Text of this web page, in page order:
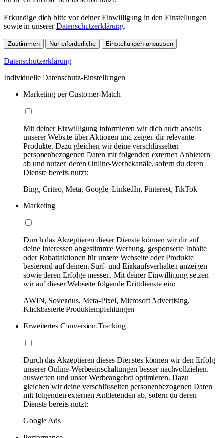
Erkundige dich bitte vor deiner Einwilligung in den Einstellungen
sowie in unsererDatenschutzerklärung.
Zustimmen Nur erforderliche Einstellungen anpassen
Datenschutzerklärung
Individuelle Datenschutz-Einstellungen
Marketing per Customer-Match
Mit deiner Einwilligung informieren wir dich auch abseits
unserer Website über Aktionen und zeigen dir relevante
Produkte. Dazu gleichen wir deine verschlüsselten
personenbezogenen Daten mit folgenden externen Anbietern
ab und nutzen deren Online-Werbekanäle, sofern du deren
Dienste bereits nutzt:
Bing, Criteo, Meta, Google, LinkedIn, Pinterest, TikTok
Marketing
Durch das Akzeptieren dieser Dienste können wir dir auf
deine Interessen abgestimmte Werbung, gesponserte Inhalte
oder Rabattaktionen für unsere Webseite oder Produkte
basierend auf deinem Surf- und Einkaufsverhalten anzeigen
sowie deren Erfolge messen. Mit deiner Einwilligung setzen
wir auf dieser Webseite folgende Drittdienste ein:
AWIN, Sovendus, Meta-Pixel, Microsoft Advertising,
Klickbasierte Produktempfehlungen
Erweitertes Conversion-Tracking
Durch das Akzeptieren dieses Dienstes können wir den Erfolg
unserer Online-Werbeeinschaltungen besser nachvollziehen,
auswerten und unser Werbeangebot optimieren. Dazu
gleichen wir deine verschlüsselten personenbezogenen Daten
mit folgenden externen Anbietenden ab, sofern du deren
Dienste bereits nutzt:
Google Ads